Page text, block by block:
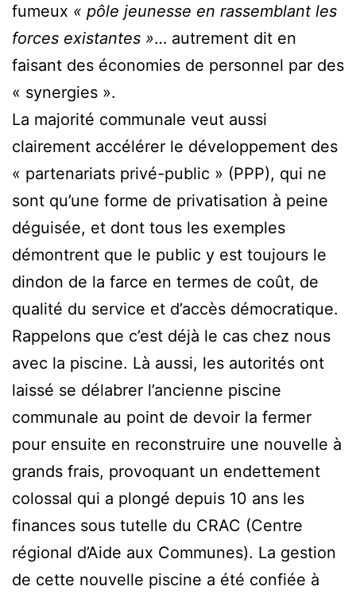
fumeux « pôle jeunesse en rassemblant les
forces existantes »… autrement dit en
faisant des économies de personnel par des
« synergies ».
La majorité communale veut aussi
clairement accélérer le développement des
« partenariats privé-public » (PPP), qui ne
sont qu’une forme de privatisation à peine
déguisée, et dont tous les exemples
démontrent que le public y est toujours le
dindon de la farce en termes de coût, de
qualité du service et d’accès démocratique.
Rappelons que c’est déjà le cas chez nous
avec la piscine. Là aussi, les autorités ont
laissé se délabrer l’ancienne piscine
communale au point de devoir la fermer
pour ensuite en reconstruire une nouvelle à
grands frais, provoquant un endettement
colossal qui a plongé depuis 10 ans les
finances sous tutelle du CRAC (Centre
régional d’Aide aux Communes). La gestion
de cette nouvelle piscine a été confiée à